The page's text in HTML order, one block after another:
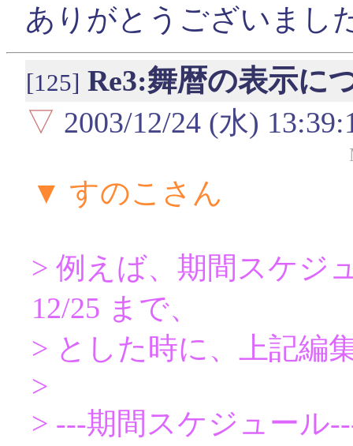
ありがとうございまし
[125] Re3:舞暦の表示に
▽ 2003/12/24 (水)
▼ すのこさん
> 例えば、期間スケジ
12/25 まで、
> とした時に、上記編
>
> ---期間スケジュール